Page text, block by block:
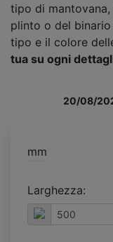
tipo di
plinto o del
tipo e il colore
tua su ogni
20/08/
mm
Larghezza: